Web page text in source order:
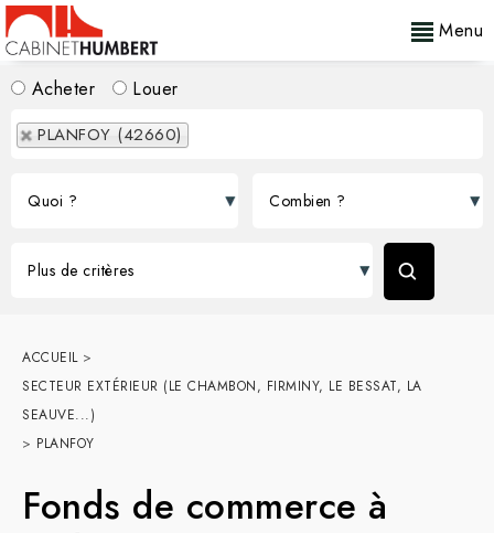
Menu
Acheter Louer
PLANFOY (42660)
ACCUEIL>
SECTEUR EXTÉRIEUR (LE CHAMBON, FIRMINY, LE BESSAT, LA
SEAUVE...)
> PLANFOY
Fonds de commerce à